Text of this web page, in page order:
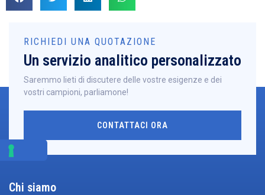
RICHIEDI UNA QUOTAZIONE
Un servizio analitico personalizzato
Saremmo lieti di discutere delle vostre esigenze e dei
vostri campioni, parliamone!
CONTATTACI ORA
Chi siamo